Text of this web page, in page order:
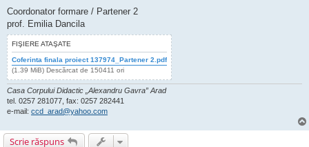
Coordonator formare / Partener 2
prof. Emilia Dancila
FIŞIERE ATAŞATE
Coferinta finala proiect 137974_Partener 2.pdf
(1.39 MiB) Descărcat de 150411 ori
Casa Corpului Didactic „Alexandru Gavra” Arad
tel. 0257 281077, fax: 0257 282441
e-mail: ccd_arad@yahoo.com
Scrie răspuns